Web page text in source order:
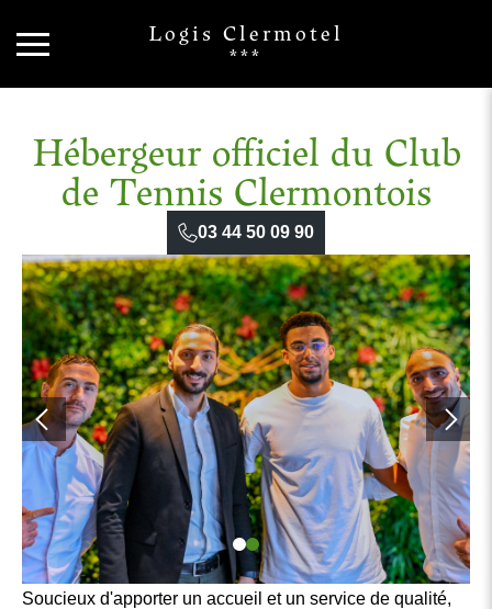
Logis Clermotel
***
Hébergeur officiel du Club
de Tennis Clermontois
03 44 50 09 90
Soucieux d'apporter un accueil et un service de qualité,